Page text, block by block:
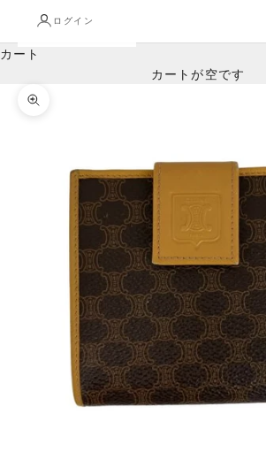
ログイン
カート
カートが空です
ズームイン